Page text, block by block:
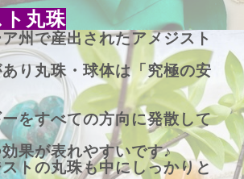
丸珠
州で産出されたアメジスト
り丸珠・球体は「究極の安
をすべての方向に発散して
果が表れやすいです♪
トの丸珠も中にしっかりと